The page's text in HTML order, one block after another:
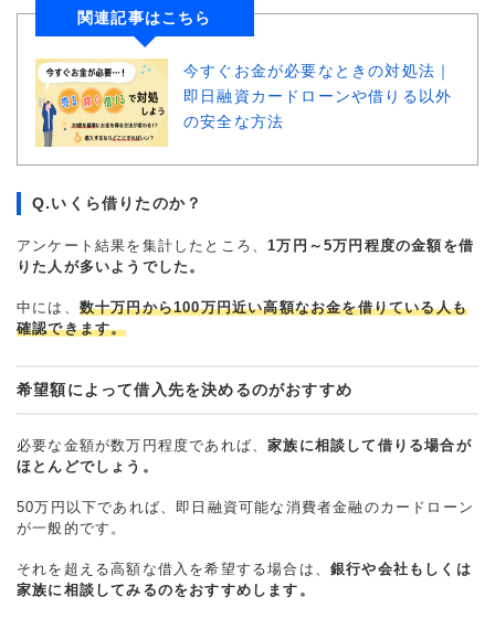
関連記事はこちら
今すぐお金が必要なときの対処法｜
即日融資カードローンや借りる以外
の安全な方法
Q.いくら借りたのか？
アンケート結果を集計したところ、1万円～5万円程度の金額を借
りた人が多いようでした。
中には、 数十万円から100万円近い高額なお金を借りている人も
確認できます。
希望額によって借入先を決めるのがおすすめ
必要な金額が数万円程度であれば、家族に相談して借りる場合が
ほとんどでしょう。
50万円以下であれば、即日融資可能な消費者金融のカードローン
が一般的です。
それを超える高額な借入を希望する場合は、 銀行や会社もしくは
家族に相談してみるのをおすすめします。